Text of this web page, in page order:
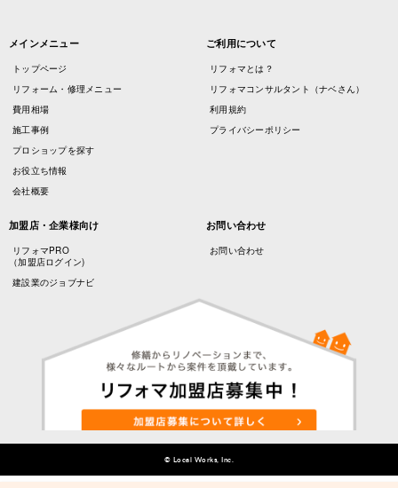
メインメニュー
トップページ
リフォーム・修理メニュー
費用相場
施工事例
プロショップを探す
お役立ち情報
会社概要
ご利用について
リフォマとは？
リフォマコンサルタント（ナベさん）
利用規約
プライバシーポリシー
加盟店・企業様向け
リフォマPRO
（加盟店ログイン)
建設業のジョブナビ
お問い合わせ
お問い合わせ
© Local Works, Inc.